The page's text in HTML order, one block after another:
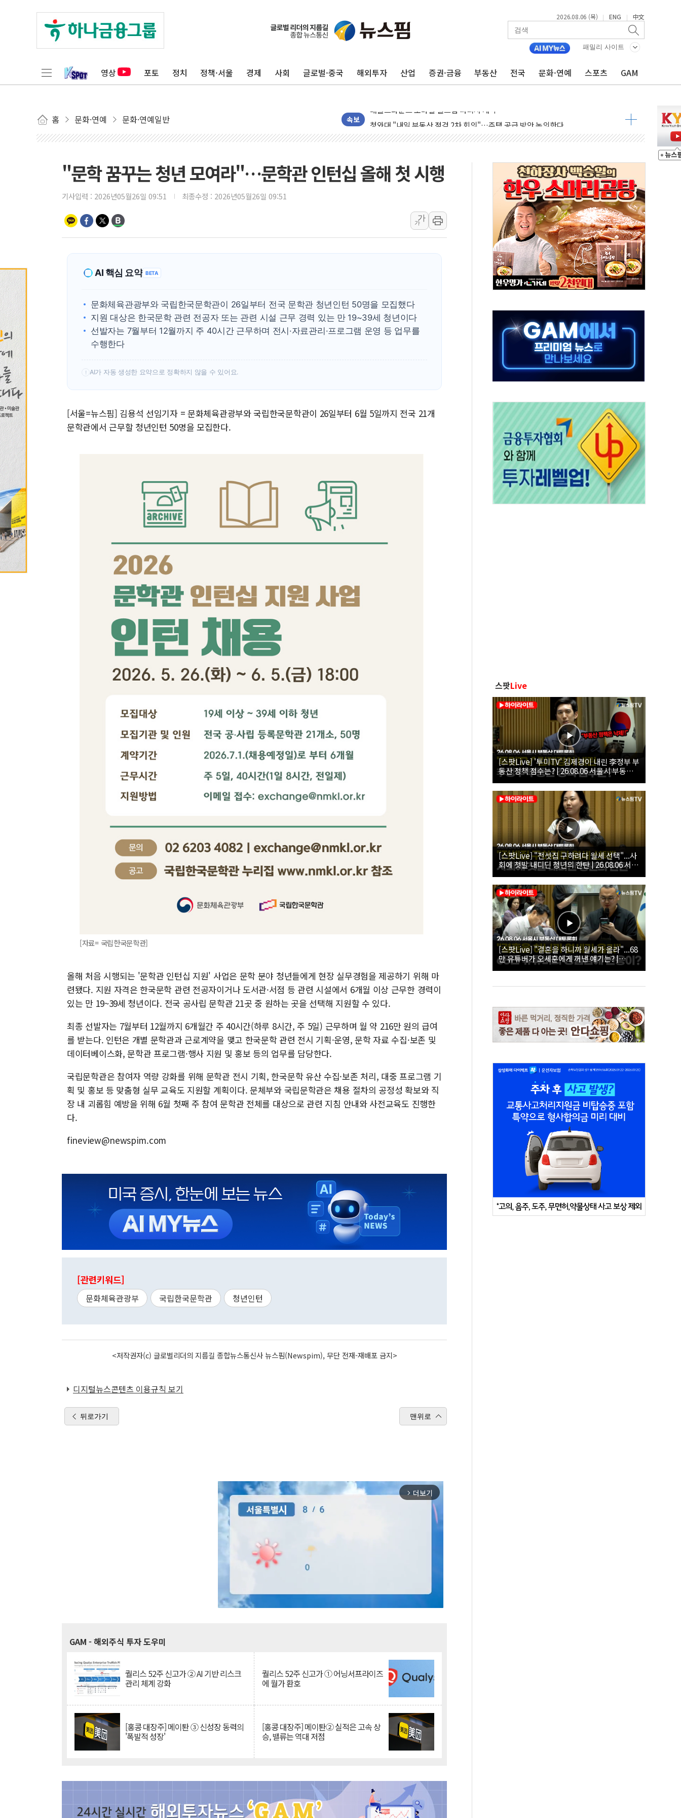
2026.08.06 (목) | ENG | 中文
패밀리 사이트
영상 포토 정치 정책·서울 경제 사회 글로벌·중국 해외투자 산업 증권·금융 부동산 전국 문화·연예 스포츠 GAM
홈 문화·연예 문화·연예일반 속보
한패스, 월 송금 60만건 돌파
李대통령 "청소년 SNS 제한, 형평성·여론 고려해야…충분한 사회적 논의 주문"
중소기업계 "세제개편안 기본방향 공감...현장 목소리 반영되길"
"전월세 대책 없고 집값만 오른다"…서울시 부동산 토론회서 쏟아진 우려
청와대 "내일 부동산 점검 2차 회의"…주택 공급 방안 논의한다
케이피에프, 2분기 매출액 2136억원
레드캡투어, 2분기 영업익 16% 증가…역대 2분기 최대 실적
HD건설기계, 재생에너지 사용률 40%로 높인다…2040 RE100 속도
아파트에 코브라가…검찰, 멸종위기종 밀수 조직 적발
윤영달 크라운해태 회장 "미래세대와 전통문화 소통 자리, 꾸준히 만들겠다"
'주택 공급 vs 공원 보존'…용산어린이정원 활용 놓고 충돌 예고
부대찌개·보쌈 프랜차이즈 '놀부' 법원에 기업회생 신청
깊이가 다른 글로벌 투자 정보 GAM - 맛보기편 (8/6)
원포유, 그린비파트너스 흡수합병…비대면 영상서비스 경쟁력 강화
넷마블문화재단, 임직원 가족 직업체험 프로그램 진행
김민석 측 "'레버리지 ETF 도입 김 총리 지시'는 가짜뉴스…법적 조치"
앤스로픽도 AI칩 직접 만든다…삼성전자 2나노 수주 '촉각'
"문학 꿈꾸는 청년 모여라"…문학관 인턴십 올해 첫 시행
기사입력 : 2026년05월26일 09:51 최종수정 : 2026년05월26일 09:51
가
가
AI 핵심 요약 BETA
문화체육관광부와 국립한국문학관이 26일부터 전국 문학관 청년인턴 50명을 모집했다
지원 대상은 한국문학 관련 전공자 또는 관련 시설 근무 경력 있는 만 19~39세 청년이다
선발자는 7월부터 12월까지 주 40시간 근무하며 전시·자료관리·프로그램 운영 등 업무를
수행한다
! AI가 자동 생성한 요약으로 정확하지 않을 수 있어요.
[서울=뉴스핌] 김용석 선임기자 = 문화체육관광부와 국립한국문학관이 26일부터 6월 5일까지 전국 21개
문학관에서 근무할 청년인턴 50명을 모집한다.
[자료= 국립한국문학관]
올해 처음 시행되는 '문학관 인턴십 지원' 사업은 문학 분야 청년들에게 현장 실무경험을 제공하기 위해 마
련됐다. 지원 자격은 한국문학 관련 전공자이거나 도서관·서점 등 관련 시설에서 6개월 이상 근무한 경력이
있는 만 19~39세 청년이다. 전국 공사립 문학관 21곳 중 원하는 곳을 선택해 지원할 수 있다.
최종 선발자는 7월부터 12월까지 6개월간 주 40시간(하루 8시간, 주 5일) 근무하며 월 약 216만 원의 급여
를 받는다. 인턴은 개별 문학관과 근로계약을 맺고 한국문학 관련 전시 기획·운영, 문학 자료 수집·보존 및
데이터베이스화, 문학관 프로그램·행사 지원 및 홍보 등의 업무를 담당한다.
국립문학관은 참여자 역량 강화를 위해 문학관 전시 기획, 한국문학 유산 수집·보존 처리, 대중 프로그램 기
획 및 홍보 등 맞춤형 실무 교육도 지원할 계획이다. 문체부와 국립문학관은 채용 절차의 공정성 확보와 직
장 내 괴롭힘 예방을 위해 6월 첫째 주 참여 문학관 전체를 대상으로 관련 지침 안내와 사전교육도 진행한
다.
fineview@newspim.com
[관련키워드]
문화체육관광부 국립한국문학관 청년인턴
<저작권자(c) 글로벌리더의 지름길 종합뉴스통신사 뉴스핌(Newspim), 무단 전재-재배포 금지>
디지털뉴스콘텐츠 이용규칙 보기
뒤로가기 맨위로
arrow_forward_ios 더보기
GAM - 해외주식 투자 도우미
퀄리스 52주 신고가 ② AI 기반 리스크
관리 체계 강화
퀄리스 52주 신고가 ① 어닝서프라이즈
에 월가 환호
[홍콩 대장주] 메이퇀 ③ 신성장 동력의
'폭발적 성장'
[홍콩 대장주] 메이퇀② 실적은 고속 상
승, 밸류는 역대 저점
스팟Live
[스팟Live] '투미TV' 김제경이 내린 李정부 부
동산 정책 점수는? | 26.08.06 서울시 부동산
대토론회
[스팟Live] "전셋집 구하려다 월세 선택"...사
회에 첫발 내디딘 청년의 한탄 | 26.08.06 서울
시 부동산 대토론회
[스팟Live] "결혼을 하니까 월세가 올라"...68
만 유튜버가 오세훈에게 꺼낸 얘기는? |
26.08.06 서울시 부동산 대토론회